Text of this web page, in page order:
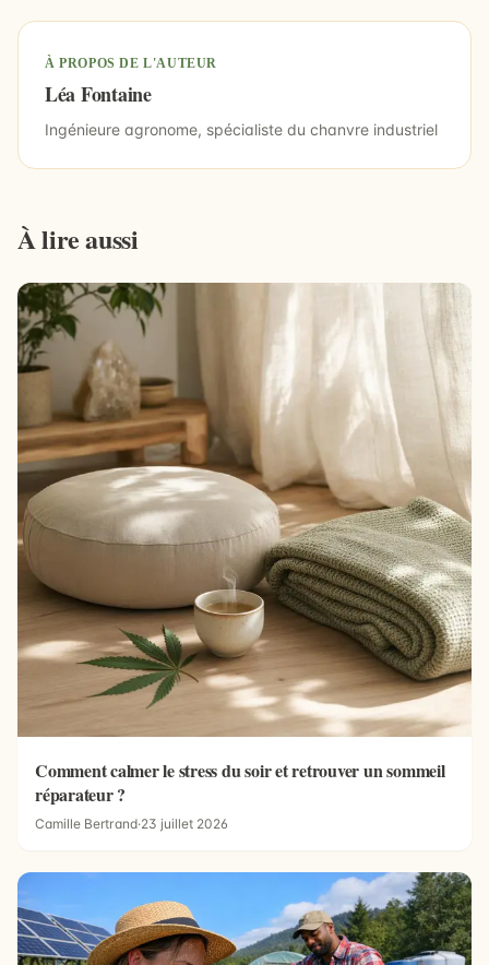
À PROPOS DE L'AUTEUR
Léa Fontaine
Ingénieure agronome, spécialiste du chanvre industriel
À lire aussi
Comment calmer le stress du soir et retrouver un sommeil
réparateur ?
Camille Bertrand·23 juillet 2026